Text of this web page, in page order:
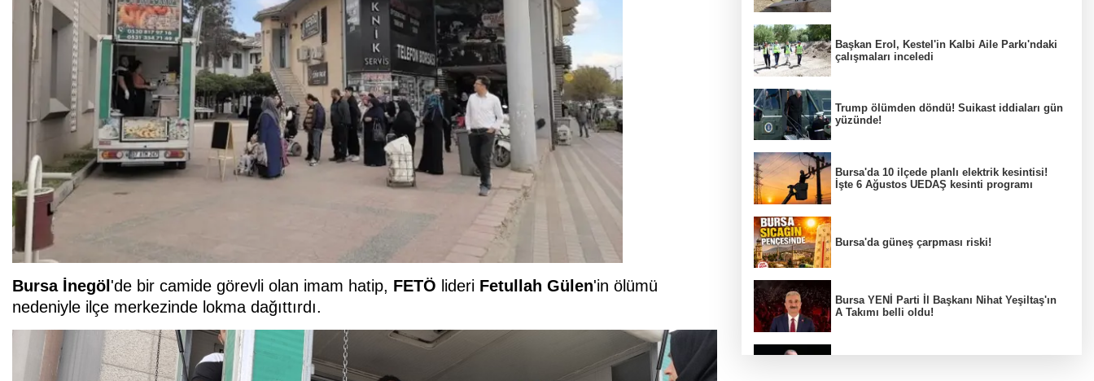
Bursa İnegöl 'de bir camide görevli olan imam hatip, FETÖ lideri Fetullah Gülen'in ölümü
nedeniyle ilçe merkezinde lokma dağıttırdı.
Başkan Erol, Kestel'in Kalbi Aile Parkı'ndaki
çalışmaları inceledi
Trump ölümden döndü! Suikast iddiaları gün
yüzünde!
Bursa'da 10 ilçede planlı elektrik kesintisi!
İşte 6 Ağustos UEDAŞ kesinti programı
Bursa'da güneş çarpması riski!
Bursa YENİ Parti İl Başkanı Nihat Yeşiltaş'ın
A Takımı belli oldu!